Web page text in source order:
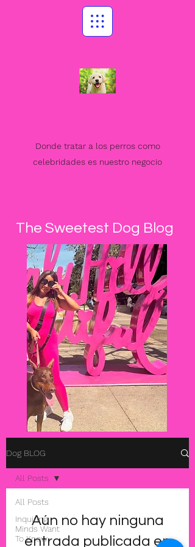
Donde tratar a los perros como
celebridades es nuestro negocio
The Sweetest Dog Blog
Dog BLOG
All Posts
Inquiring
Minds Want
To Know
All Posts
Aún no hay ninguna
entrada publicada en